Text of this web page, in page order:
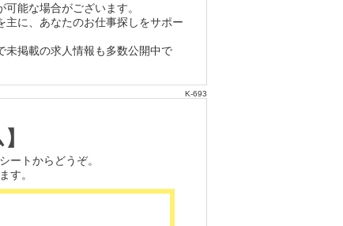
能な場合がございます。
主に、あなたのお仕事探しをサポー
未掲載の求人情報も多数公開中で
K-693
ートからどうぞ。
す。